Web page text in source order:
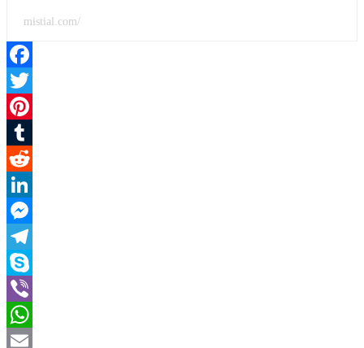
mistial.com/
Facebook
Twitter
Pinterest
Tumblr
Reddit
LinkedIn
Messenger
Telegram
Skype
Viber
WhatsApp